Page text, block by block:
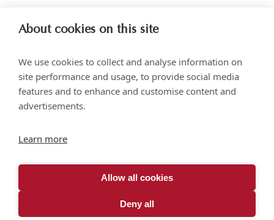
Acceso por Calle Arquímedes N.° 10, C.P. 11550, Ciudad de México
© 2026
About cookies on this site
We use cookies to collect and analyse information on
site performance and usage, to provide social media
features and to enhance and customise content and
advertisements.
Learn more
Allow all cookies
Deny all